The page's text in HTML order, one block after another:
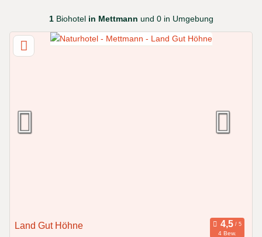
1Biohotel in Mettmann und 0 in Umgebung
Land Gut Höhne
4 Bew.